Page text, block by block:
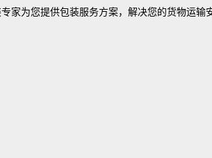
为您提供包装服务方案，解决您的货物运